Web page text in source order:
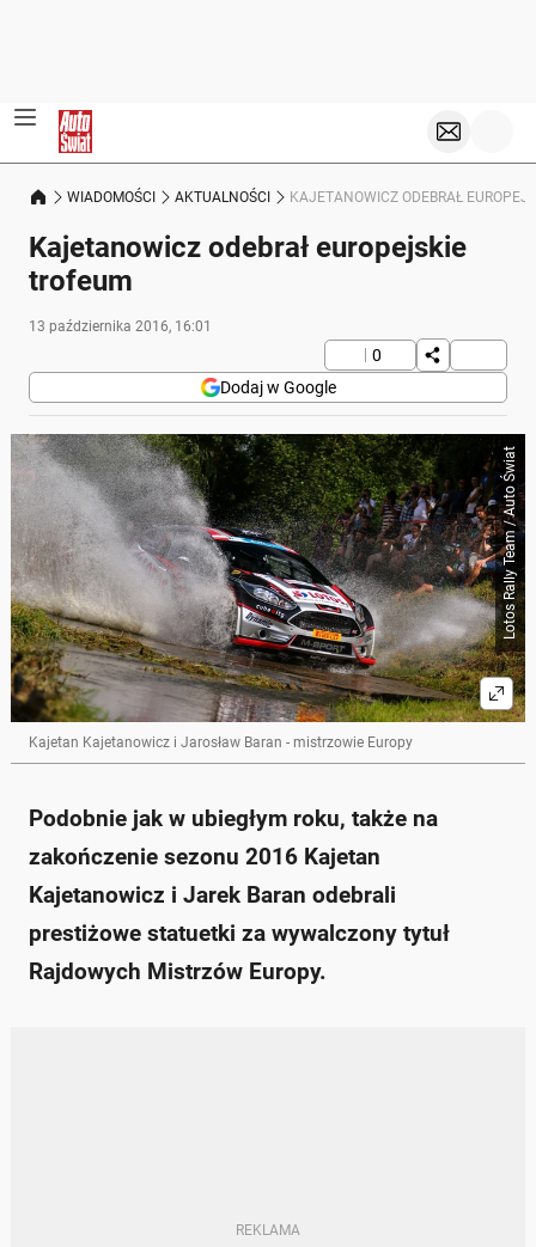
WIADOMOŚCI AKTUALNOŚCI KAJETANOWICZ ODEBRAŁ
Kajetanowicz odebrał europejskie
trofeum
13 października 2016, 16:01
0
Dodaj w Google
Lotos Rally Team / Auto Świat
Kajetan Kajetanowicz i Jarosław Baran - mistrzowie Europy
Podobnie jak w ubiegłym roku, także na
zakończenie sezonu 2016 Kajetan
Kajetanowicz i Jarek Baran odebrali
prestiżowe statuetki za wywalczony tytuł
Rajdowych Mistrzów Europy.